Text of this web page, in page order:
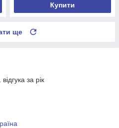
Купити
ще
за рік